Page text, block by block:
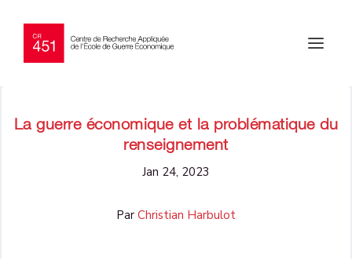
La guerre économique et la problématique du
renseignement
Jan 24, 2023
Par Christian Harbulot